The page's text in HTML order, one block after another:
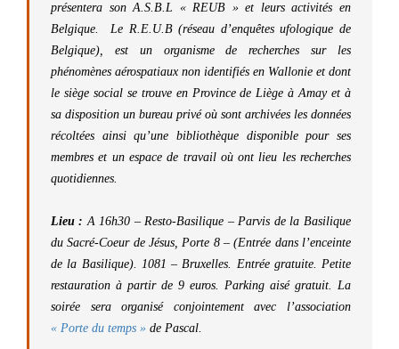
présentera son A.S.B.L « REUB » et leurs activités en
Belgique. Le R.E.U.B (réseau d’enquêtes ufologique de
Belgique), est un organisme de recherches sur les
phénomènes aérospatiaux non identifiés en Wallonie et dont
le siège social se trouve en Province de Liège à Amay et à
sa disposition un bureau privé où sont archivées les données
récoltées ainsi qu’une bibliothèque disponible pour ses
membres et un espace de travail où ont lieu les recherches
quotidiennes.
Lieu : A 16h30 – Resto-Basilique – Parvis de la Basilique
du Sacré-Coeur de Jésus, Porte 8 – (Entrée dans l’enceinte
de la Basilique). 1081 – Bruxelles. Entrée gratuite. Petite
restauration à partir de 9 euros. Parking aisé gratuit. La
soirée sera organisé conjointement avec l’association
« Porte du temps » de Pascal.